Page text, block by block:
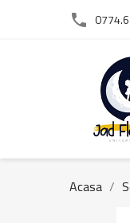
phone
Acasa